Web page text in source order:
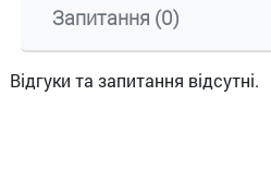
Запитання (0)
Відгуки та запитання відсутні.